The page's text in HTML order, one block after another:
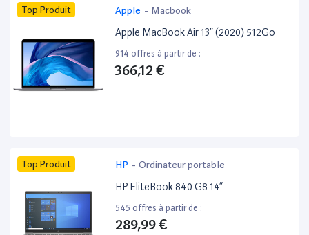
Top Produit Apple - Macbook
Apple MacBook Air 13” (2020) 512Go
914 offres à partir de :
366,12 €
Top Produit HP - Ordinateur portable
HP EliteBook 840 G8 14”
545 offres à partir de :
289,99 €